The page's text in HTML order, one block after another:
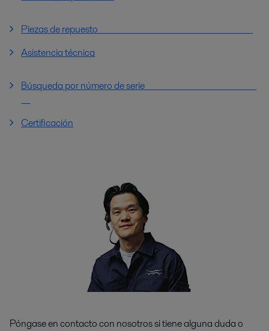
Piezas de repuesto
Asistencia técnica
Búsqueda por número de serie
Certificación
Póngase en contacto con nosotros si tiene alguna duda o